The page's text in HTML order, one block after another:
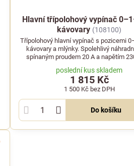
Hlavní třípolohový vypínač
kávovary (108100)
Třípolohový hlavní vypínač s pozicemi
kávovary a mlýnky. Spolehlivý
spínaným proudem 20 A a napětím
poslední kus skladem
1 815 Kč
1 500 Kč bez DPH
Do košíku